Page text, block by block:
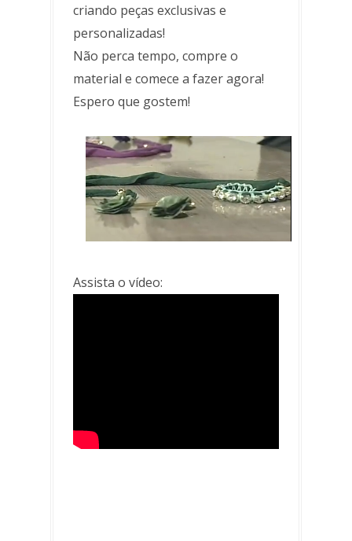
criando peças exclusivas e
personalizadas!
Não perca tempo, compre o
material e comece a fazer agora!
Espero que gostem!
Assista o vídeo: